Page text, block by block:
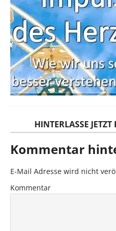
HINTERLASSE
Kommentar
E-Mail Adresse wird nicht
Kommentar